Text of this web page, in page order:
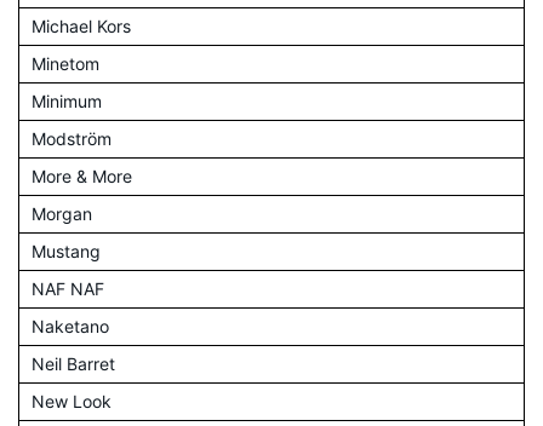
Michael Kors
Minetom
Minimum
Modström
More & More
Morgan
Mustang
NAF NAF
Naketano
Neil Barret
New Look